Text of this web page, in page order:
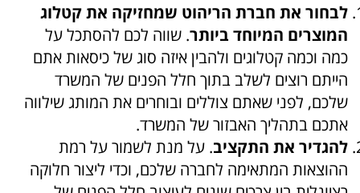
לבחור את חברת הריהוט שמחזיקה את קטלוג
המוצרים המיוחד ביותר. שווה לכם להסתכל על
כמה וכמה קטלוגים ולהבין איזה סוג של כיסאות אתם
הייתם רוצים לשלב בתוך חלל הפנים של המשרד
שלכם, לפני שאתם צוללים ובוחרים את המותג שילווה
אתכם בתהליך האבזור של המשרד.
להגדיר את התקציב. על מנת לשמור על ‏רמת
ההוצאות המתאימה לחברה שלכם, וכדי ליצור חלוקה